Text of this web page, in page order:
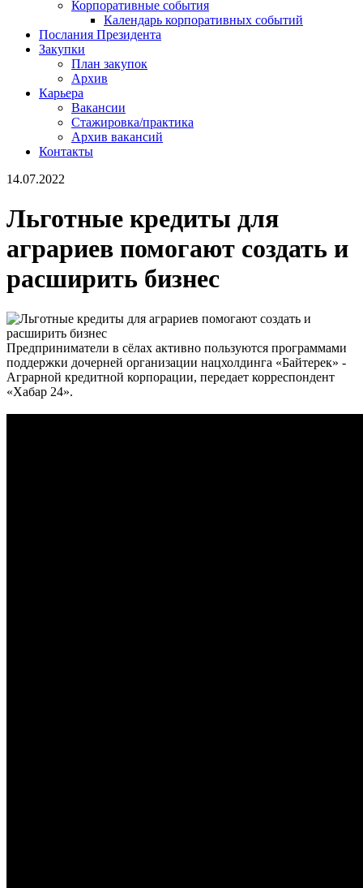
Корпоративные события
Календарь корпоративных событий
Послания Президента
Закупки
План закупок
Архив
Карьера
Вакансии
Стажировка/практика
Архив вакансий
Контакты
14.07.2022
Льготные кредиты для
аграриев помогают создать и
расширить бизнес
Предприниматели в сёлах активно пользуются программами
поддержки дочерней организации нацхолдинга «Байтерек» -
Аграрной кредитной корпорации, передает корреспондент
«Хабар 24».